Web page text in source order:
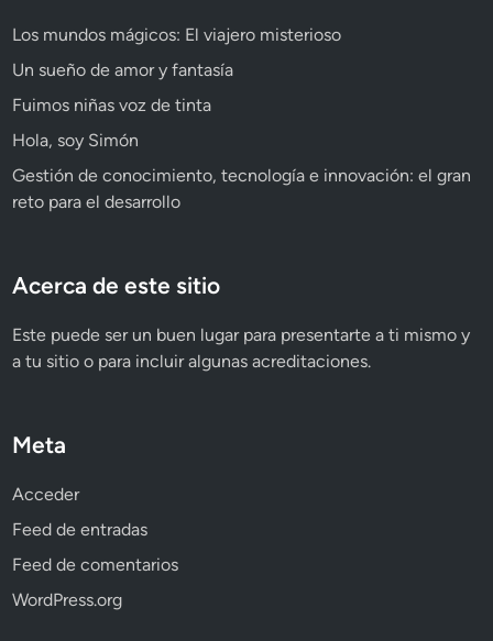
Los mundos mágicos: El viajero misterioso
Un sueño de amor y fantasía
Fuimos niñas voz de tinta
Hola, soy Simón
Gestión de conocimiento, tecnología e innovación: el gran
reto para el desarrollo
Acerca de este sitio
Este puede ser un buen lugar para presentarte a ti mismo y
a tu sitio o para incluir algunas acreditaciones.
Meta
Acceder
Feed de entradas
Feed de comentarios
WordPress.org